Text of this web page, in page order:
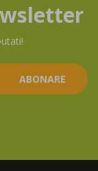
ABONARE